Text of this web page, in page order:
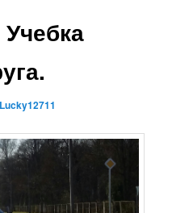
Lucky12711